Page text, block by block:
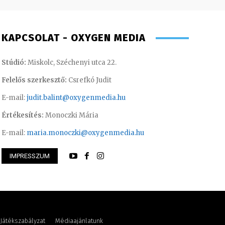
– műsorvezető
KAPCSOLAT - OXYGEN MEDIA
Stúdió: Miskolc, Széchenyi utca 22.
Felelős szerkesztő: Csrefkó Judit
E-mail:judit.balint@oxygenmedia.hu
Értékesítés: Monoczki Mária
E-mail: maria.monoczki@oxygenmedia.hu
IMPRESSZUM
Játékszabályzat Médiaajánlatunk